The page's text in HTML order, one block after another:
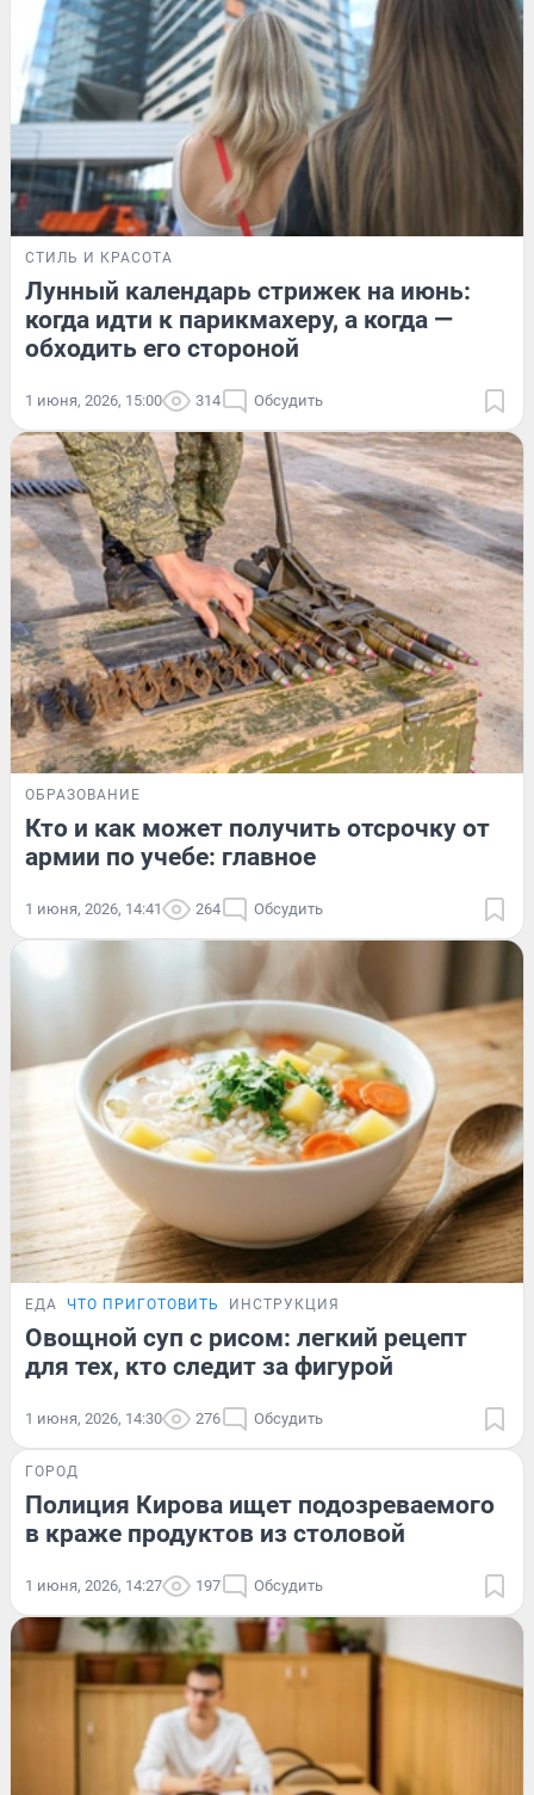
СТИЛЬ И КРАСОТА
Лунный календарь стрижек на июнь:
когда идти к парикмахеру, а когда —
обходить его стороной
1 июня, 2026, 15:00 314 Обсудить
ОБРАЗОВАНИЕ
Кто и как может получить отсрочку от
армии по учебе: главное
1 июня, 2026, 14:41 264 Обсудить
ЕДА ЧТО ПРИГОТОВИТЬ ИНСТРУКЦИЯ
Овощной суп с рисом: легкий рецепт
для тех, кто следит за фигурой
1 июня, 2026, 14:30 276 Обсудить
ГОРОД
Полиция Кирова ищет подозреваемого
в краже продуктов из столовой
1 июня, 2026, 14:27 197 Обсудить